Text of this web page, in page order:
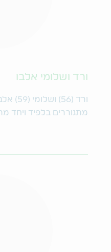
ורד ושלומי אלבו
מתגוררים בלפיד ויחד